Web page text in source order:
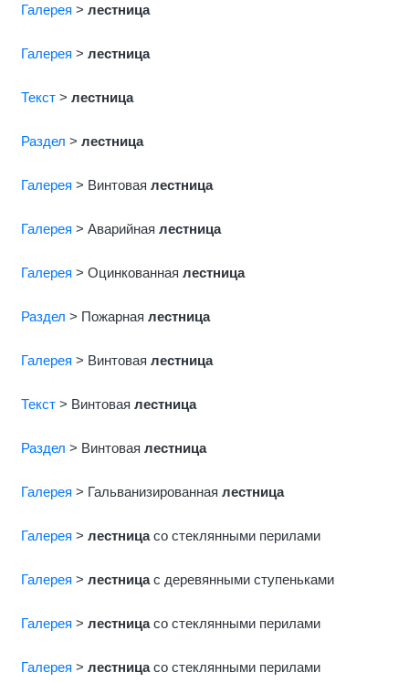
Галерея > лестница
Галерея > лестница
Текст > лестница
Раздел > лестница
Галерея > Bинтовая лестница
Галерея > Аварийная лестница
Галерея > Оцинкованная лестница
Раздел > Пожарная лестница
Галерея > Винтовая лестница
Текст > Винтовая лестница
Раздел > Винтовая лестница
Галерея > Гальванизированная лестница
Галерея > лестницасо стеклянными перилами
Галерея > лестницас деревянными ступеньками
Галерея > лестницасо стеклянными перилами
Галерея > лестницасо стеклянными перилами